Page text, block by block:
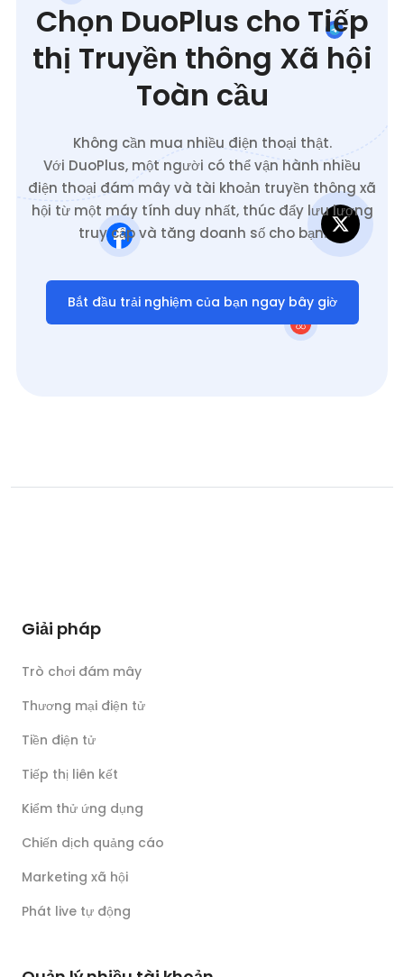
Chọn DuoPlus cho Tiếp
thị Truyền thông Xã hội
Toàn cầu
Không cần mua nhiều điện thoại thật.
Với DuoPlus, một người có thể vận hành nhiều
điện thoại đám mây và tài khoản truyền thông xã
hội từ một máy tính duy nhất, thúc đẩy lưu lượng
truy cập và tăng doanh số cho bạn.
Bắt đầu trải nghiệm của bạn ngay bây giờ
Giải pháp
Trò chơi đám mây
Thương mại điện tử
Tiền điện tử
Tiếp thị liên kết
Kiểm thử ứng dụng
Chiến dịch quảng cáo
Marketing xã hội
Phát live tự động